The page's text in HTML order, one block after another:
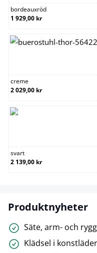
bordeauxröd
1 929,00 kr
creme
2 029,00 kr
svart
2 139,00 kr
Produktnyheter
Säte, arm- och
Klädsel i